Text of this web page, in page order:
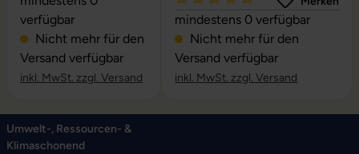
verfügbar
Nicht mehr für den
Versand verfügbar
inkl. MwSt. zzgl. Versand
Durchschnittliche Bewertung
mindestens 0 verfügbar
Nicht mehr für den
Versand verfügbar
inkl. MwSt. zzgl. Versand
Umwelt-, Ressourcen- &
Klimaschonend